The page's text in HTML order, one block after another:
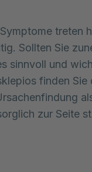
treten
Sollten Sie
sinnvoll und
finden
zur Seite